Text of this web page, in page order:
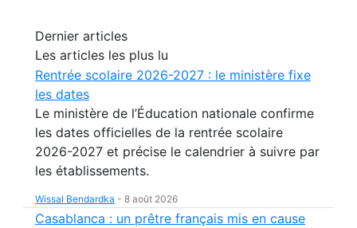
Dernier articles
Les articles les plus lu
Rentrée scolaire 2026-2027 : le ministère fixe
les dates
Le ministère de l’Éducation nationale confirme
les dates officielles de la rentrée scolaire
2026-2027 et précise le calendrier à suivre par
les établissements.
Wissal Bendardka - 8 août 2026
Casablanca : un prêtre français mis en cause